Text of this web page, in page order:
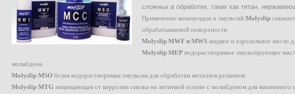
сложных в обработке, таких как титан,
Применение компаундов и эмульсийMolyslip
обрабатываемой поверхности
Molyslip MWF и MWS жидкое и аэрозольное масло
Molyslip MEP водорастворимое эмульгирующее
молибдена.
Molyslip MSO белая водорастворимая эмульсия для обработки металлов резанием.
Molyslip MTG защищающая от коррозии смазка на литиевой основе с молибденом для машинного